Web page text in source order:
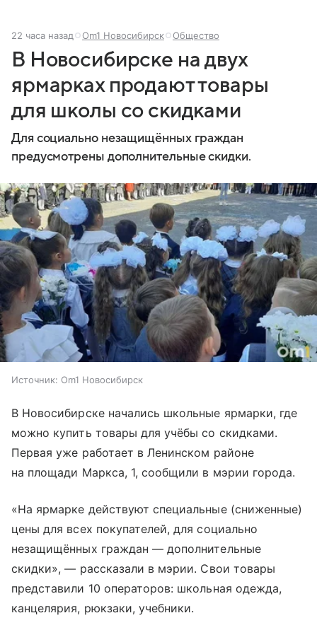
22 часа назад Om1 Новосибирск Общество
В Новосибирске на двух
ярмарках продают товары
для школы со скидками
Для социально незащищённых граждан
предусмотрены дополнительные скидки.
Источник: Om1 Новосибирск
В Новосибирске начались школьные ярмарки, где
можно купить товары для учёбы со скидками.
Первая уже работает в Ленинском районе
на площади Маркса, 1, сообщили в мэрии города.
«На ярмарке действуют специальные (сниженные)
цены для всех покупателей, для социально
незащищённых граждан — дополнительные
скидки», — рассказали в мэрии. Свои товары
представили 10 операторов: школьная одежда,
канцелярия, рюкзаки, учебники.